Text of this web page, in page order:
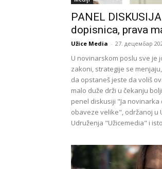
PANEL
dopisnica, prava
Užice Media - 27. децембар
U novinarskom poslu sve je
zakoni, strategije se
da opstaneš jeste da voliš
malo duže drži u čekanju
penel diskusiji "Ja
obaveze velike", održanoj u
Udruženja "Užicemedia" i